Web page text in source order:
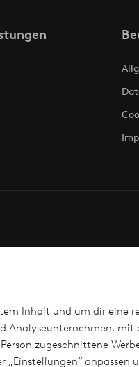
Inhalt und um dir eine
Analyseunternehmen,
zugeschnittene
anpassen